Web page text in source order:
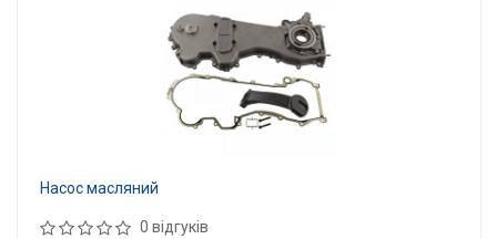
Насос масляний
0 відгуків